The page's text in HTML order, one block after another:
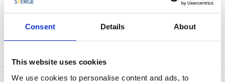
Consent Details About
This website uses cookies
We use cookies to personalise content and ads, to
På Trädgårdens skola erbjuds därför kortare kurser
med koppling till de hantverksutbildningar som
bedrivs här. Ansvarig för kurserna är Dacapo